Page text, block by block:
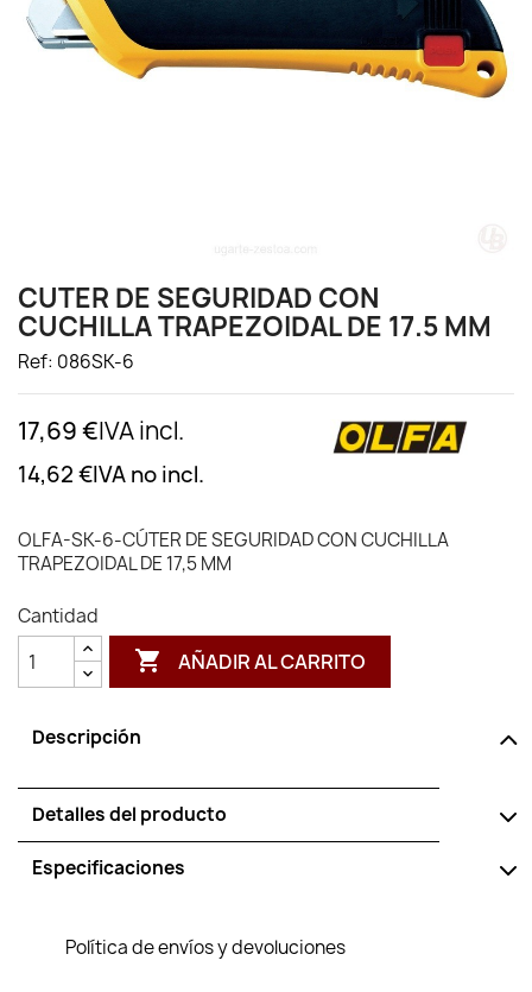
CUTER DE SEGURIDAD CON
CUCHILLA TRAPEZOIDAL DE 17.5 MM
Ref: 086SK-6
17,69 €IVA incl.
14,62 €IVA no incl.
OLFA-SK-6-CÚTER DE SEGURIDAD CON CUCHILLA
TRAPEZOIDAL DE 17,5 MM
Cantidad
 AÑADIR AL CARRITO
Descripción
Detalles del producto
Especificaciones
Política de envíos y devoluciones